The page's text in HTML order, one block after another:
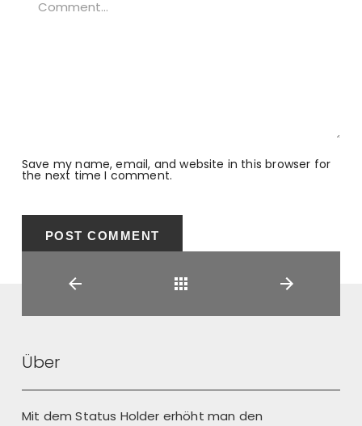
Save my name, email, and website in this browser for
the next time I comment.
Über
Mit dem Status Holder erhöht man den